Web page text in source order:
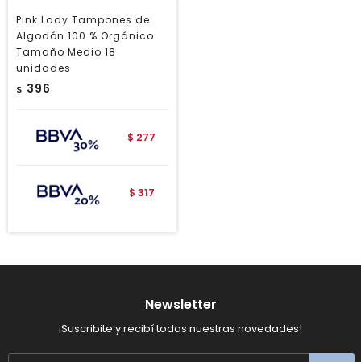
Pink Lady Tampones de
Algodón 100 % Orgánico
Tamaño Medio 18
unidades
$ 396
$ 277
$ 317
Newsletter
¡Suscribite y recibí todas nuestras novedades!